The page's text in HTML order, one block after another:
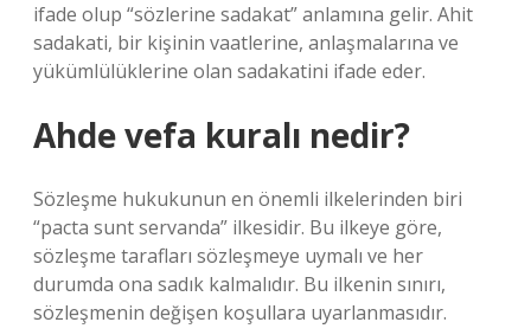
ifade olup “sözlerine sadakat” anlamına gelir. Ahit
sadakati, bir kişinin vaatlerine, anlaşmalarına ve
yükümlülüklerine olan sadakatini ifade eder.
Ahde vefa kuralı nedir?
Sözleşme hukukunun en önemli ilkelerinden biri
“pacta sunt servanda” ilkesidir. Bu ilkeye göre,
sözleşme tarafları sözleşmeye uymalı ve her
durumda ona sadık kalmalıdır. Bu ilkenin sınırı,
sözleşmenin değişen koşullara uyarlanmasıdır.